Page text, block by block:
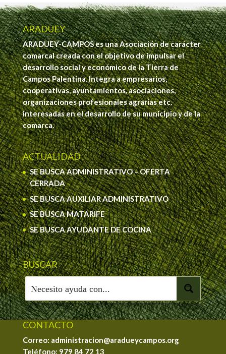
ARADUEY
ARADUEY-CAMPOS es una Asociación de carácter
comarcal creada con el objetivo de impulsar el
desarrollo social y económico de la Tierra de
Campos Palentina. Integra a empresarios,
cooperativas, ayuntamientos, asociaciones,
organizaciones profesionales agrarias etc.
interesadas en el desarrollo de su municipio y de la
comarca.
ACTUALIDAD
SE BUSCA ADMINISTRATIVO – OFERTA
CERRADA
SE BUSCA AUXILIAR ADMINISTRATIVO
SE BUSCA MATARIFE
SE BUSCA AYUDANTE DE COCINA
BUSCAR
CONTACTO
Correo: administracion@aradueycampos.org
Teléfono: 979 84 72 13